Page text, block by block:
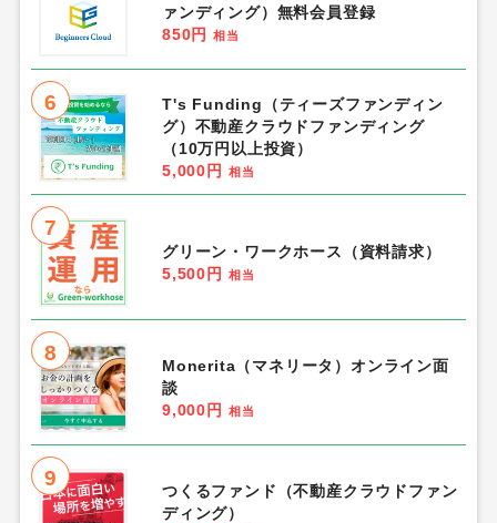
ァンディング）無料会員登録
850円
相当
6
T's Funding（ティーズファンディン
グ）不動産クラウドファンディング
（10万円以上投資）
5,000円
相当
7
グリーン・ワークホース（資料請求）
5,500円
相当
8
Monerita（マネリータ）オンライン面
談
9,000円
相当
9
つくるファンド（不動産クラウドファン
ディング）